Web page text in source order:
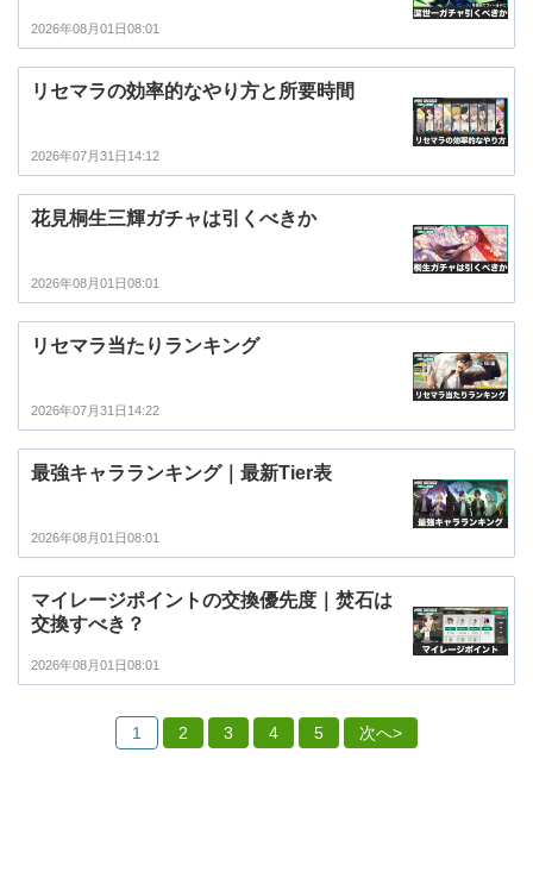
2026年08月01日08:01
リセマラの効率的なやり方と所要時間
2026年07月31日14:12
花見桐生三輝ガチャは引くべきか
2026年08月01日08:01
リセマラ当たりランキング
2026年07月31日14:22
最強キャラランキング｜最新Tier表
2026年08月01日08:01
マイレージポイントの交換優先度｜焚石は
交換すべき？
2026年08月01日08:01
1 2 3 4 5 次へ>